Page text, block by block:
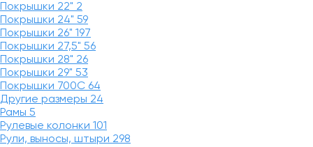
Покрышки 22" 2
Покрышки 24" 59
Покрышки 26" 197
Покрышки 27,5" 56
Покрышки 28" 26
Покрышки 29" 53
Покрышки 700C 64
Другие размеры 24
Рамы 5
Рулевые колонки 101
Рули, выносы, штыри 298